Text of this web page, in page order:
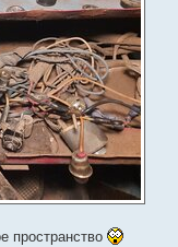
пространство